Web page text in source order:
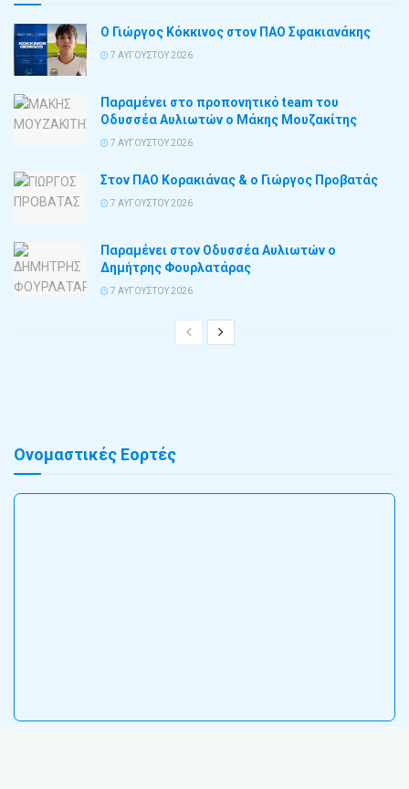
Ο Γιώργος Κόκκινος στον ΠΑΟ Σφακιανάκης
7 ΑΥΓΟΎΣΤΟΥ 2026
Παραμένει στο προπονητικό team του
Οδυσσέα Αυλιωτών ο Μάκης Μουζακίτης
7 ΑΥΓΟΎΣΤΟΥ 2026
Στον ΠΑΟ Κορακιάνας & ο Γιώργος Προβατάς
7 ΑΥΓΟΎΣΤΟΥ 2026
Παραμένει στον Οδυσσέα Αυλιωτών ο
Δημήτρης Φουρλατάρας
7 ΑΥΓΟΎΣΤΟΥ 2026
Ονομαστικές Εορτές